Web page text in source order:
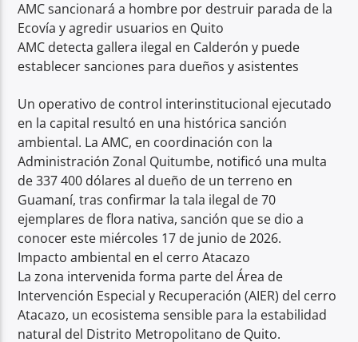
AMC sancionará a hombre por destruir parada de la
Ecovía y agredir usuarios en Quito
AMC detecta gallera ilegal en Calderón y puede
establecer sanciones para dueños y asistentes
Un operativo de control interinstitucional ejecutado
en la capital resultó en una histórica sanción
ambiental. La AMC, en coordinación con la
Administración Zonal Quitumbe, notificó una multa
de 337 400 dólares al dueño de un terreno en
Guamaní, tras confirmar la tala ilegal de 70
ejemplares de flora nativa, sanción que se dio a
conocer este miércoles 17 de junio de 2026.
Impacto ambiental en el cerro Atacazo
La zona intervenida forma parte del Área de
Intervención Especial y Recuperación (AIER) del cerro
Atacazo, un ecosistema sensible para la estabilidad
natural del Distrito Metropolitano de Quito.